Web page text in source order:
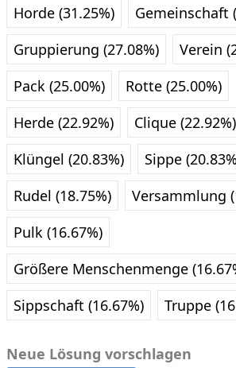
Horde (31.25%)
Gemeinschaft
Gruppierung (27.08%)
Verein
Pack (25.00%)
Rotte (25.00%)
Herde (22.92%)
Clique (22.92%)
Klüngel (20.83%)
Sippe
Rudel (18.75%)
Versammlung
Pulk (16.67%)
Größere Menschenmenge
Sippschaft (16.67%)
Truppe
Neue Lösung vorschlagen